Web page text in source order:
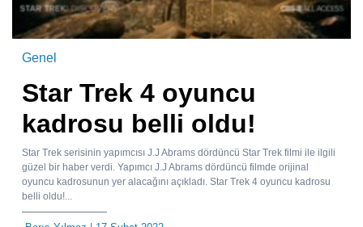
Genel
Star Trek 4 oyuncu
kadrosu belli oldu!
Star Trek serisinin yapımcısı J.J Abrams dördüncü Star Trek filmi ile ilgili
güzel bir haber verdi. Yapımcı J.J Abrams dördüncü filmde orijinal
oyuncu kadrosunun yer alacağını açıkladı. Star Trek 4 oyuncu kadrosu
belli oldu!...